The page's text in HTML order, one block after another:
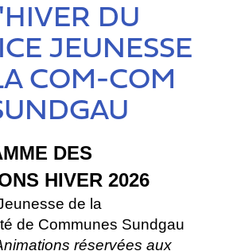
DU
JEUNESSE
COM-COM
DES
HIVER 2026
de la
de Communes Sundgau
réservées aux